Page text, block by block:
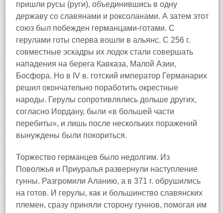
пришли русы (руги), объединившись в одну
державу со славянами и роксоланами. А затем этот
союз был побежден германцами-готами. С
герулами готы сперва вошли в альянс. С 256 г.
совместные эскадры их лодок стали совершать
нападения на берега Кавказа, Малой Азии,
Босфора. Но в IV в. готский император Германарих
решил окончательно поработить окрестные
народы. Герулы сопротивлялись дольше других,
согласно Иордану, были «в большей части
перебиты», и лишь после нескольких поражений
вынуждены были покориться.
Торжество германцев было недолгим. Из
Поволжья и Приуралья развернули наступление
гунны. Разгромили Аланию, а в 371 г. обрушились
на готов. И герулы, как и большинство славянских
племен, сразу приняли сторону гуннов, помогая им